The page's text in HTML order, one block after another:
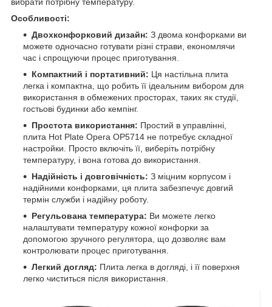
Особливості:
Двохконфорковий дизайн: З двома конфорками ви
можете одночасно готувати різні страви, економлячи
час і спрощуючи процес приготування.
Компактний і портативний: Ця настільна плита
легка і компактна, що робить її ідеальним вибором для
використання в обмежених просторах, таких як студії,
гостьові будинки або кемпінг.
Простота використання: Простий в управлінні,
плита Hot Plate Opera OP5714 не потребує складної
настройки. Просто включіть її, виберіть потрібну
температуру, і вона готова до використання.
Надійність і довговічність: З міцним корпусом і
надійними конфорками, ця плита забезпечує довгий
термін служби і надійну роботу.
Регульована температура: Ви можете легко
налаштувати температуру кожної конфорки за
допомогою зручного регулятора, що дозволяє вам
контролювати процес приготування.
Легкий догляд: Плита легка в догляді, і її поверхня
легко чиститься після використання.